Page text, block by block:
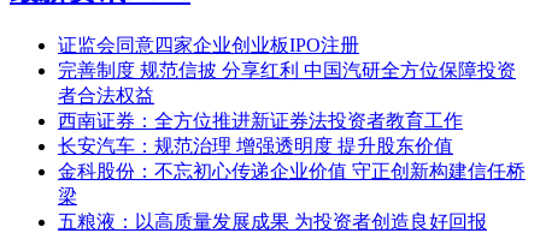
证监会同意四家企业创业板IPO注册
完善制度 规范信披 分享红利 中国汽研全方位保障投资
者合法权益
西南证券：全方位推进新证券法投资者教育工作
长安汽车：规范治理 增强透明度 提升股东价值
金科股份：不忘初心传递企业价值 守正创新构建信任桥
梁
五粮液：以高质量发展成果 为投资者创造良好回报